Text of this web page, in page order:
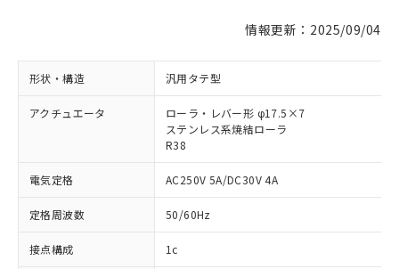
情報更新：2025/09/04
形状・構造 汎用タテ型
アクチュエータ
ローラ・レバー形 φ17.5×7
ステンレス系焼結ローラ
R38
電気定格 AC250V 5A/DC30V 4A
定格周波数 50/60Hz
接点構成 1c